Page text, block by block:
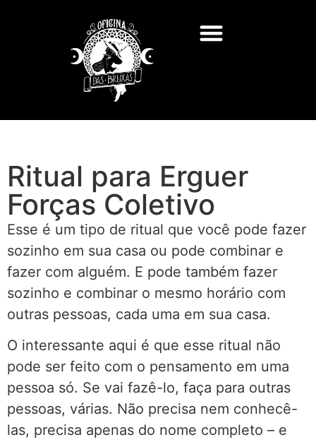
Ritual para Erguer
Forças Coletivo
Esse é um tipo de ritual que você pode fazer
sozinho em sua casa ou pode combinar e
fazer com alguém. E pode também fazer
sozinho e combinar o mesmo horário com
outras pessoas, cada uma em sua casa.
O interessante aqui é que esse ritual não
pode ser feito com o pensamento em uma
pessoa só. Se vai fazê-lo, faça para outras
pessoas, várias. Não precisa nem conhecê-
las, precisa apenas do nome completo – e